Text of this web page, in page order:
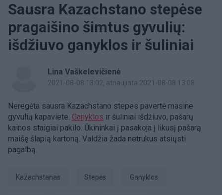
Sausra Kazachstano stepėse
pragaišino šimtus gyvulių:
išdžiuvo ganyklos ir šuliniai
Lina Vaškelevičienė
2021-08-08 13:02, atnaujinta 2021-08-08 13:08
Neregėta sausra Kazachstano stepes pavertė masine
gyvulių kapaviete. Ganyklos ir šuliniai išdžiuvo, pašarų
kainos staigiai pakilo. Ūkininkai į pasakoja į likusį pašarą
maišę šlapią kartoną. Valdžia žada netrukus atsiųsti
pagalbą.
Kazachstanas stepės ganyklos